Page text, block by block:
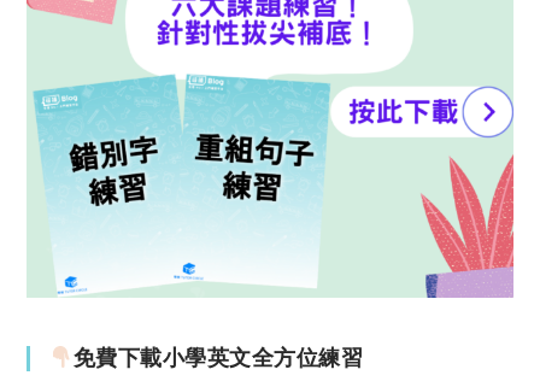
免費下載小學英文全方位練習